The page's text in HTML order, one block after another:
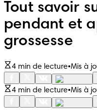
Tout savoir
pendant et
grossesse
4 min de lecture•Mis à
4 min de lecture•Mis à